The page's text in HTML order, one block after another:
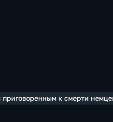
приговоренным к смерти